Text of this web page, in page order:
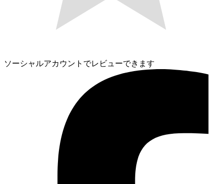
ソーシャルアカウントでレビューできます